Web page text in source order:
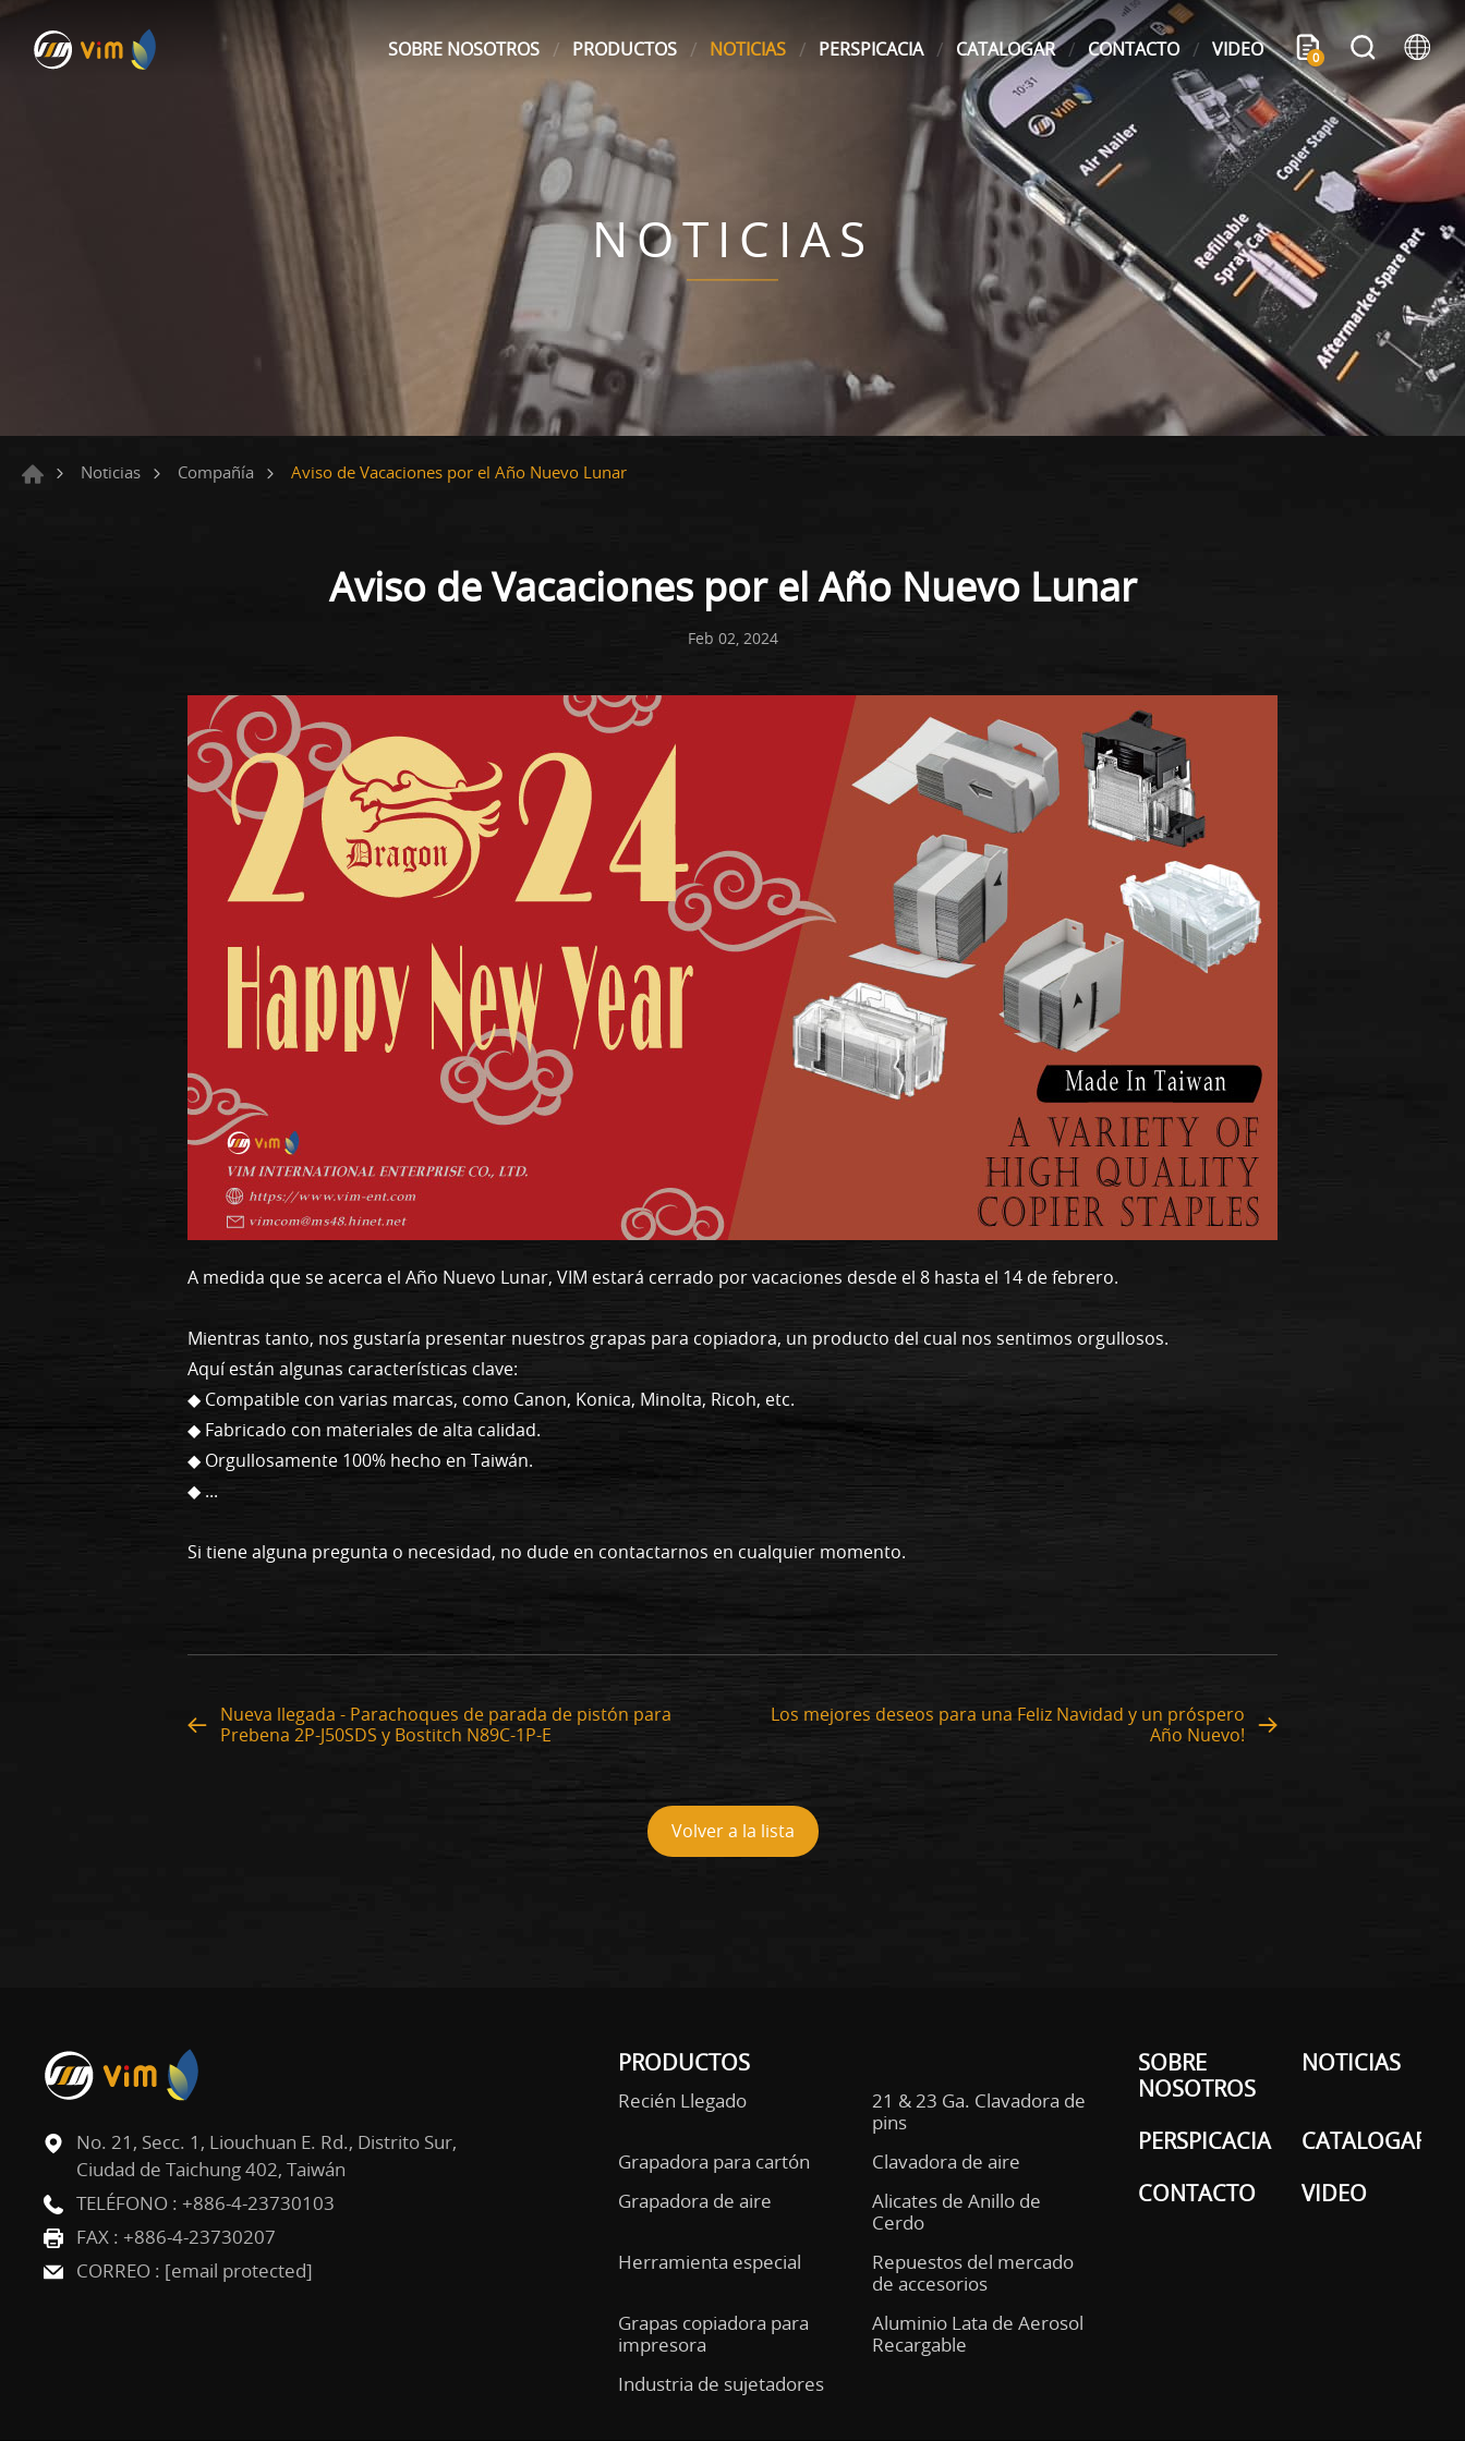
SOBRE NOSOTROS PRODUCTOS NOTICIAS PERSPICACIA CATALOGAR CONTACTO VIDEO 0
NOTICIAS
Noticias Compañía Aviso de Vacaciones por el Año Nuevo Lunar
Aviso de Vacaciones por el Año Nuevo Lunar
Feb 02, 2024
A medida que se acerca el Año Nuevo Lunar, VIM estará cerrado por vacaciones desde el 8 hasta el 14 de febrero.
Mientras tanto, nos gustaría presentar nuestros grapas para copiadora, un producto del cual nos sentimos orgullosos.
Aquí están algunas características clave:
◆ Compatible con varias marcas, como Canon, Konica, Minolta, Ricoh, etc.
◆ Fabricado con materiales de alta calidad.
◆ Orgullosamente 100% hecho en Taiwán.
◆ ...
Si tiene alguna pregunta o necesidad, no dude en contactarnos en cualquier momento.
Nueva llegada - Parachoques de parada de pistón para
Prebena 2P-J50SDS y Bostitch N89C-1P-E
Los mejores deseos para una Feliz Navidad y un próspero
Año Nuevo!
Volver a la lista
PRODUCTOS
Recién Llegado
21 & 23 Ga. Clavadora de
pins
Grapadora para cartón
Clavadora de aire
Grapadora de aire
Alicates de Anillo de
Cerdo
Herramienta especial
Repuestos del mercado
de accesorios
Grapas copiadora para
impresora
Aluminio Lata de Aerosol
Recargable
Industria de sujetadores
SOBRE
NOSOTROS
NOTICIAS
PERSPICACIA
CATALOGAR
CONTACTO
VIDEO
No. 21, Secc. 1, Liouchuan E. Rd., Distrito Sur,
Ciudad de Taichung 402, Taiwán
TELÉFONO : +886-4-23730103
FAX : +886-4-23730207
CORREO : [email protected]